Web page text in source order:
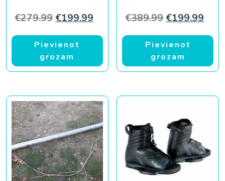
€279.99 Original price was: €279.99.
€199.99 Current price is: €199.99.
Pievienot
grozam
€389.99 Original
€199.99
Pievienot
grozam